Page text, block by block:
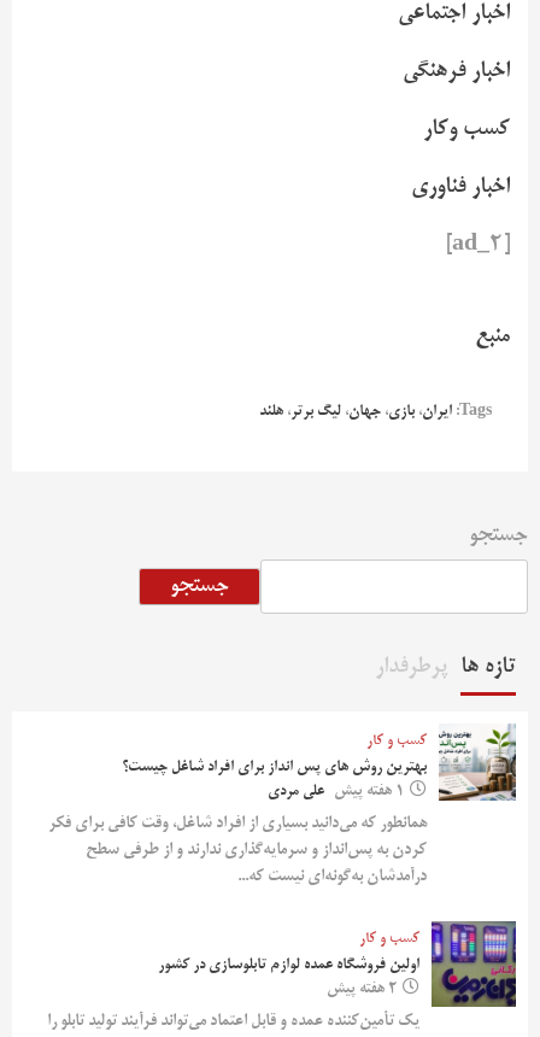
اخبار اجتماعی
اخبار فرهنگی
کسب وکار
اخبار فناوری
منبع
Tags: ایران، بازی، جهان، لیگ برتر ، هلند
جستجو
جستجو
تازه ها پرطرفدار
کسب و کار
بهترین روش‌ های پس‌ انداز برای افراد شاغل چیست؟
1 هفته پیش
علی مردی
همانطور که می‌دانید بسیاری از افراد شاغل، وقت کافی برای فکر
کردن به پس‌انداز و سرمایه‌گذاری ندارند و از طرفی سطح
درآمدشان به‌گونه‌ای نیست که...
کسب و کار
اولین فروشگاه عمده لوازم تابلوسازی در کشور
2 هفته پیش
یک تأمین‌کننده عمده و قابل اعتماد می‌تواند فرآیند تولید تابلو را